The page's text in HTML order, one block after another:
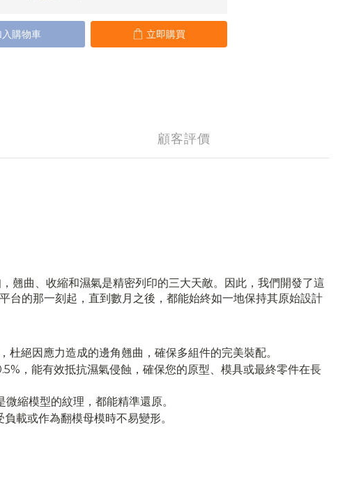
入購物車 立即購買
顧客評價
曲、收縮和濕氣是精密列印的三大天敵。因此，我們開發了這
台的那一刻起，直到數月之後，都能始終如一地保持其原始設計
絕因應力造成的邊角翹曲，確保多組件的完美裝配。
，能有效抵抗濕氣侵蝕，確保您的原型、模具或最終零件在長
縮模型的紋理，都能精準還原。
載或作為翻模母模時不易變形。